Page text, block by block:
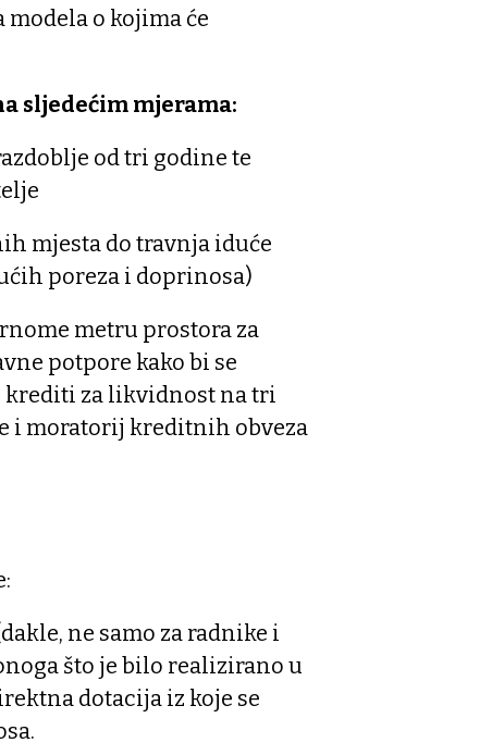
o kojima će
sljedećim mjerama:
od tri godine te
mjesta do travnja iduće
poreza i doprinosa)
metru prostora za
potpore kako bi se
krediti za likvidnost na tri
i moratorij kreditnih obveza
ne samo za radnike i
što je bilo realizirano u
dotacija iz koje se